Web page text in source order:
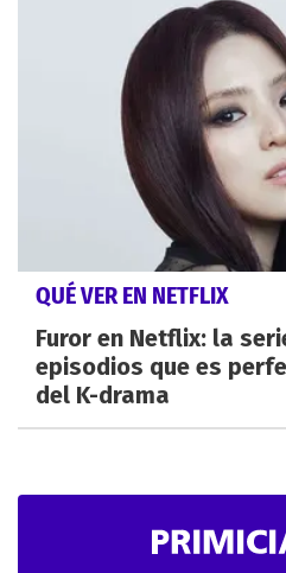
QUÉ VER EN NETFLIX
Furor en Netflix: la
episodios que es
del K-drama